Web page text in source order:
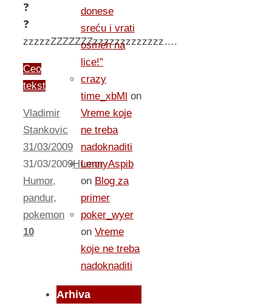
❓
❓
zzzzzZZZZZZZzzzzzzzzzzzzz….
Ceo
tekst
Vladimir
Stankovic
31/03/2009
31/03/2009Humor
Humor,
pandur,
pokemon
10
donese
sreću i vrati
osmeh na
lice!”
crazy
time_xbMl on
Vreme koje
ne treba
nadoknaditi
LennyAspib
on Blog za
primer
poker_wyer
on Vreme
koje ne treba
nadoknaditi
Arhiva